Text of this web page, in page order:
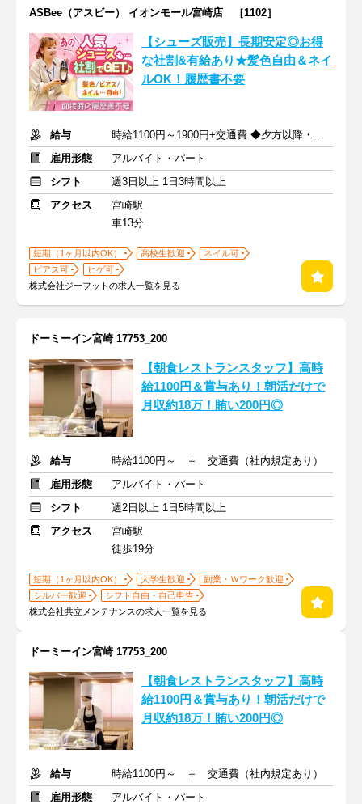
ASBee（アスビー） イオンモール宮崎店 ［1102］
【シューズ販売】長期安定◎お得
な社割&有給あり★髪色自由＆ネイ
ルOK！履歴書不要
給与
時給1100円～1900円+交通費 ◆夕方以降・日祝加給あり！
雇用形態
アルバイト・パート
シフト
週3日以上 1日3時間以上
アクセス
宮崎駅
車13分
短期（1ヶ月以内OK） 高校生歓迎
ネイル可
ピアス可
ヒゲ可
株式会社ジーフットの求人一覧を見る
ドーミーイン宮崎 17753_200
【朝食レストランスタッフ】高時
給1100円＆賞与あり！朝活だけで
月収約18万！賄い200円◎
給与
時給1100円～ ＋ 交通費（社内規定あり）
雇用形態
アルバイト・パート
シフト
週2日以上 1日5時間以上
アクセス
宮崎駅
徒歩19分
短期（1ヶ月以内OK） 大学生歓迎
副業・Ｗワーク歓迎
シルバー歓迎
シフト自由・自己申告
株式会社共立メンテナンスの求人一覧を見る
ドーミーイン宮崎 17753_200
【朝食レストランスタッフ】高時
給1100円＆賞与あり！朝活だけで
月収約18万！賄い200円◎
給与
時給1100円～ ＋ 交通費（社内規定あり）
雇用形態
アルバイト・パート